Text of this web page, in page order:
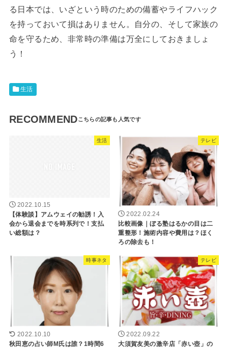
る日本では、いざという時のための備蓄やライフハック
を持っておいて損はありません。自分の、そして家族の
命を守るため、非常時の準備は万全にしておきましょ
う！
生活
RECOMMEND
生活
2022.10.15
【体験談】アムウェイの勧誘！入
会から退会までを時系列で！支払
い総額は？
テレビ
2022.02.24
比較画像｜ぼる塾はるかの目は二
重整形！施術内容や費用は？ほく
ろの除去も！
時事ネタ
2022.10.10
秋田恵の占い師M氏は誰？1時間6
テレビ
2022.09.22
大須賀友美の激辛店「赤い壺」の